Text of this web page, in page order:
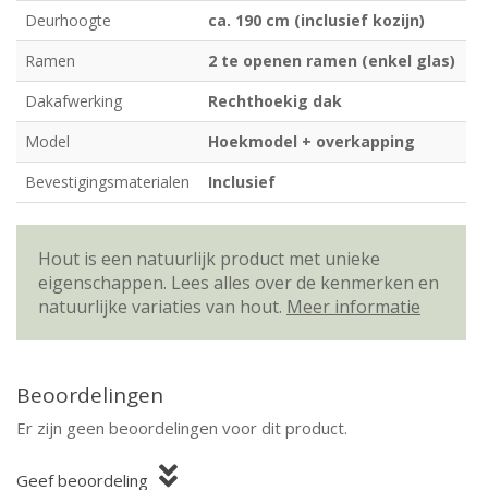
Deurhoogte
ca. 190 cm (inclusief kozijn)
Ramen
2 te openen ramen (enkel glas)
Dakafwerking
Rechthoekig dak
Model
Hoekmodel + overkapping
Bevestigingsmaterialen
Inclusief
Hout is een natuurlijk product met unieke
eigenschappen. Lees alles over de kenmerken en
natuurlijke variaties van hout. Meer informatie
Beoordelingen
Er zijn geen beoordelingen voor dit product.
Geef beoordeling